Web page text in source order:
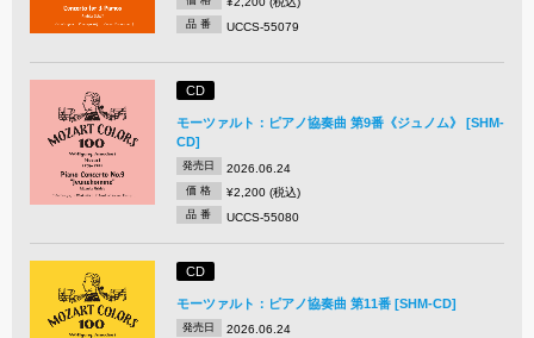
品 番 UCCS-55079
CD
モーツァルト：ピアノ協奏曲 第9番《ジュノム》 [SHM-
CD]
発売日 2026.06.24
価 格 ¥2,200 (税込)
品 番 UCCS-55080
CD
モーツァルト：ピアノ協奏曲 第11番 [SHM-CD]
発売日 2026.06.24